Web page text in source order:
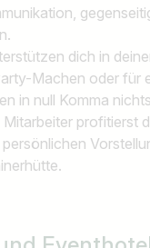
dich in
Machen oder für
in null Komma
Mitarbeiter profitierst